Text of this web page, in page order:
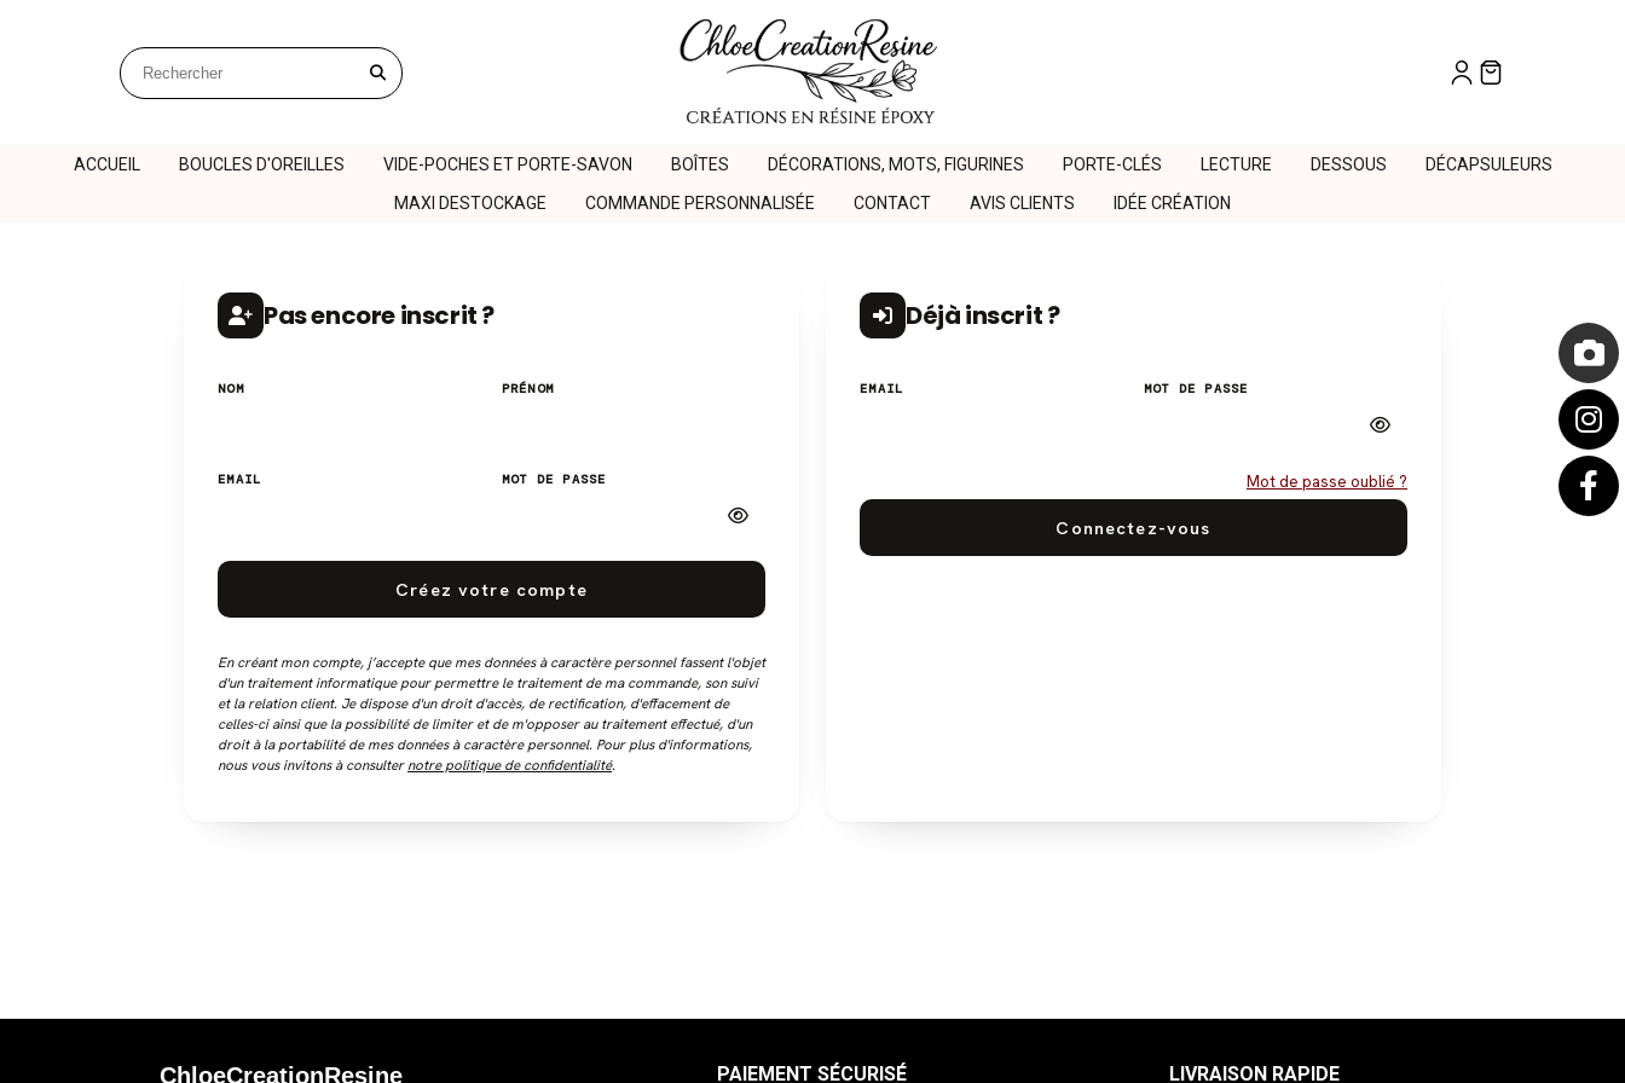
Rechercher sur le site
ACCUEIL BOUCLES D'OREILLES VIDE-POCHES ET PORTE-SAVON BOÎTES DÉCORATIONS, MOTS, FIGURINES PORTE-CLÉS LECTURE DESSOUS
DÉCAPSULEURS
MAXI DESTOCKAGE
COMMANDE PERSONNALISÉE CONTACT AVIS CLIENTS IDÉE CRÉATION
Pas encore inscrit ?
NOM PRÉNOM
EMAIL MOT DE PASSE
Créez votre compte
En créant mon compte, j’accepte que mes données à caractère personnel fassent l'objet
d'un traitement informatique pour permettre le traitement de ma commande, son suivi
et la relation client. Je dispose d'un droit d'accès, de rectification, d'effacement de
celles-ci ainsi que la possibilité de limiter et de m'opposer au traitement effectué, d'un
droit à la portabilité de mes données à caractère personnel. Pour plus d'informations,
nous vous invitons à consulter notre politique de confidentialité.
Déjà inscrit ?
EMAIL MOT DE PASSE
Mot de passe oublié ?
Connectez-vous
ChloeCreationResine PAIEMENT SÉCURISÉ LIVRAISON RAPIDE